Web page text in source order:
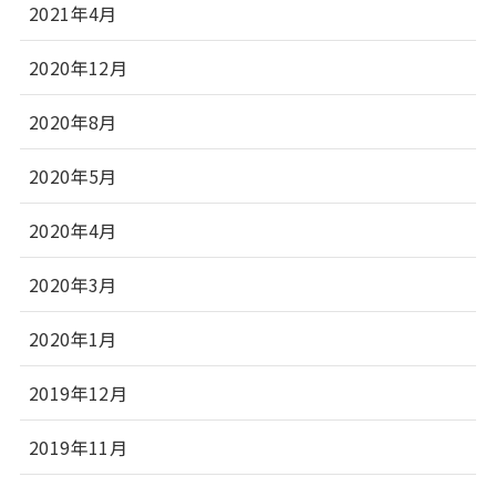
2021年4月
2020年12月
2020年8月
2020年5月
2020年4月
2020年3月
2020年1月
2019年12月
2019年11月